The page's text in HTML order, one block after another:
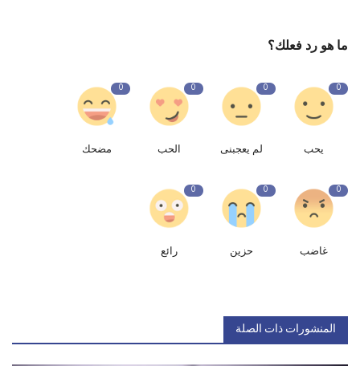
ما هو رد فعلك؟
0
يحب
0
لم يعجبنى
0
الحب
0
مضحك
0
غاضب
0
حزين
0
رائع
المنشورات ذات الصلة